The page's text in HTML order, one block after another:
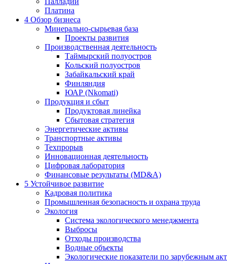
Платина
4 Обзор бизнеса
Минерально-сырьевая база
Проекты развития
Производственная деятельность
Таймырский полуостров
Кольский полуостров
Забайкальский край
Финляндия
ЮАР (Nkomati)
Продукция и сбыт
Продуктовая линейка
Сбытовая стратегия
Энергетические активы
Транспортные активы
Техпрорыв
Инновационная деятельность
Цифровая лаборатория
Финансовые результаты (MD&A)
5 Устойчивое развитие
Кадровая политика
Промышленная безопасность и охрана труда
Экология
Система экологического менеджмента
Выбросы
Отходы производства
Водные объекты
Экологические показатели по зарубежным